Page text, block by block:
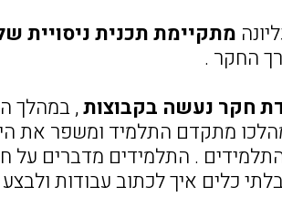
מתקיימת תכנית ניסויית
החקר .
חקר נעשה בקבוצות, במהלך
מתקדם התלמיד ומשפר את
. התלמידים מדברים על
כלים איך לכתוב עבודות